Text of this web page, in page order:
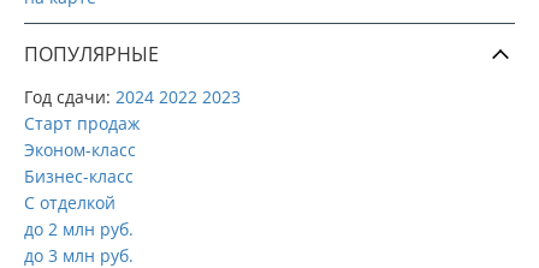
ПОПУЛЯРНЫЕ
Год сдачи: 2024 2022 2023
Старт продаж
Эконом-класс
Бизнес-класс
С отделкой
до 2 млн руб.
до 3 млн руб.